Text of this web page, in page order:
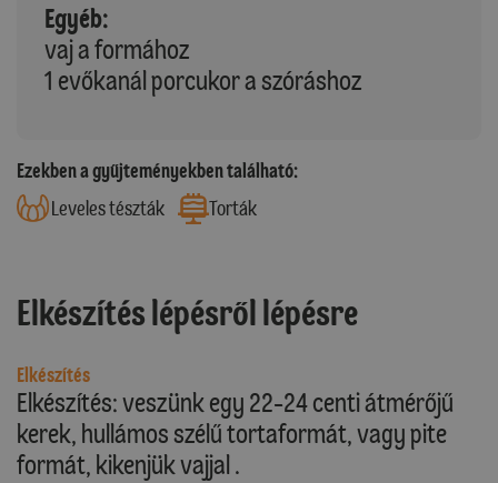
Egyéb:
vaj a formához
1 evőkanál porcukor a szóráshoz
Ezekben a gyűjteményekben található:
Leveles tészták
Torták
Elkészítés lépésről lépésre
Elkészítés
Elkészítés: veszünk egy 22-24 centi átmérőjű
kerek, hullámos szélű tortaformát, vagy pite
formát, kikenjük vajjal .